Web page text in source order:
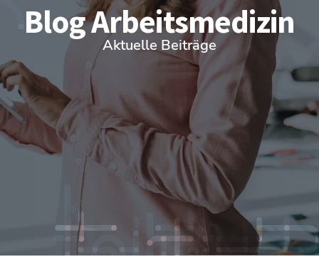
Blog Arbeitsmedizin
Aktuelle Beiträge